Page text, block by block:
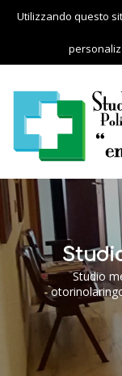
Utilizzando questo
Studio
Studio